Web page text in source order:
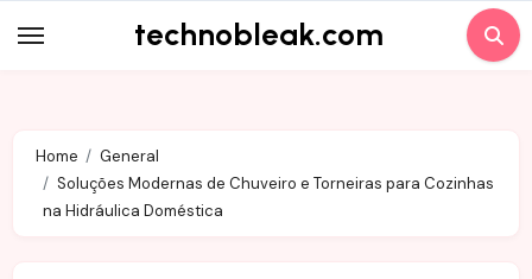
to
technobleak.com
Home
General
Soluções Modernas de Chuveiro e Torneiras para Cozinhas
na Hidráulica Doméstica